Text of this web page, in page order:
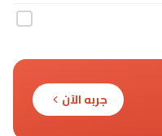
جربه الآن